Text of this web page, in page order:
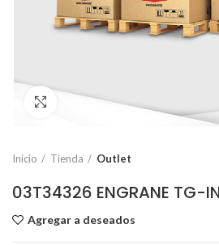
Click to enlarge
Inicio Tienda Outlet
03T34326 ENGRANE TG-
Agregar a deseados